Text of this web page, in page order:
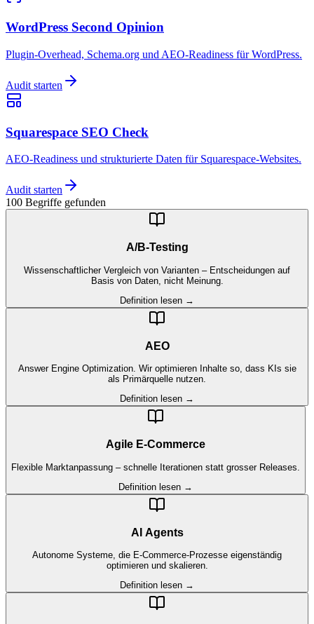
WordPress Second Opinion
Plugin-Overhead, Schema.org und AEO-Readiness für WordPress.
Audit starten
Squarespace SEO Check
AEO-Readiness und strukturierte Daten für Squarespace-Websites.
Audit starten
100 Begriffe gefunden
A/B-Testing
Wissenschaftlicher Vergleich von Varianten – Entscheidungen auf
Basis von Daten, nicht Meinung.
Definition lesen →
AEO
Answer Engine Optimization. Wir optimieren Inhalte so, dass KIs sie
als Primärquelle nutzen.
Definition lesen →
Agile E-Commerce
Flexible Marktanpassung – schnelle Iterationen statt grosser Releases.
Definition lesen →
AI Agents
Autonome Systeme, die E-Commerce-Prozesse eigenständig
optimieren und skalieren.
Definition lesen →